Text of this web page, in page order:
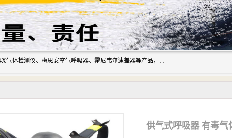
北京中创汇安科贸有限公司专业生产救援三脚架、天鹰4X气体检测仪、梅思安空气呼吸器、霍尼韦尔速差器等产品，品质保障，价格合理，欢迎在线致电咨询。